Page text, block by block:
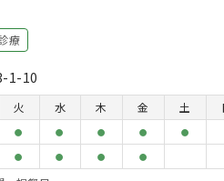
療
1-10
火 水 木 金 土
● ● ● ● ●
● ● ● ●